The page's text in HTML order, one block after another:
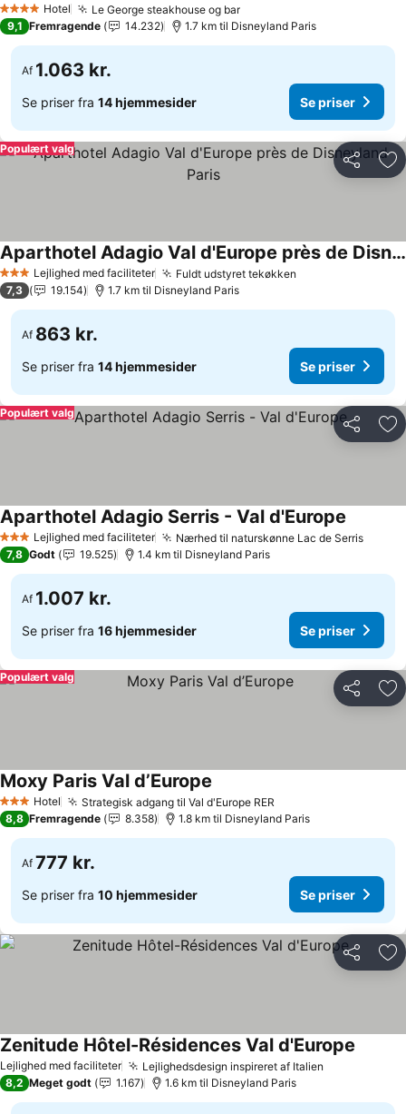
4 StjernerHotel Le George steakhouse og bar
9,1 Fremragende 14.232 1.7 km til Disneyland Paris
Af 1.063 kr.
Se priser fra 14 hjemmesider Se priser
Del
Populært valg
3 StjernerLejlighed med faciliteter Fuldt udstyret tekøkken
Aparthotel Adagio Val d'Europe près de Disneyland Paris
7,3 19.154 1.7 km til Disneyland Paris
Af 863 kr.
Se priser fra 14 hjemmesider Se priser
Del
Populært valg
3 StjernerLejlighed med faciliteter Nærhed til naturskønne Lac de Serris
Aparthotel Adagio Serris - Val d'Europe
7,8 Godt 19.525 1.4 km til Disneyland Paris
Af 1.007 kr.
Se priser fra 16 hjemmesider Se priser
Del
Populært valg
3 StjernerHotel Strategisk adgang til Val d'Europe RER
Moxy Paris Val d’Europe
8,8 Fremragende 8.358 1.8 km til Disneyland Paris
Af 777 kr.
Se priser fra 10 hjemmesider Se priser
Del
Lejlighed med faciliteter Lejlighedsdesign inspireret af Italien
Zenitude Hôtel-Résidences Val d'Europe
8,2 Meget godt 1.167 1.6 km til Disneyland Paris